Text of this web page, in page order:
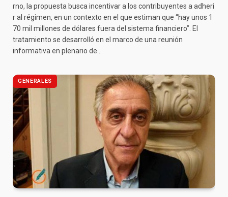
rno, la propuesta busca incentivar a los contribuyentes a adheri
r al régimen, en un contexto en el que estiman que “hay unos 1
70 mil millones de dólares fuera del sistema financiero”. El
tratamiento se desarrolló en el marco de una reunión
informativa en plenario de…
GENERALES